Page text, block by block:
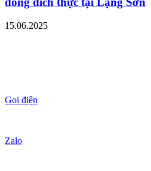
15.06.2025
Gọi điện
Zalo